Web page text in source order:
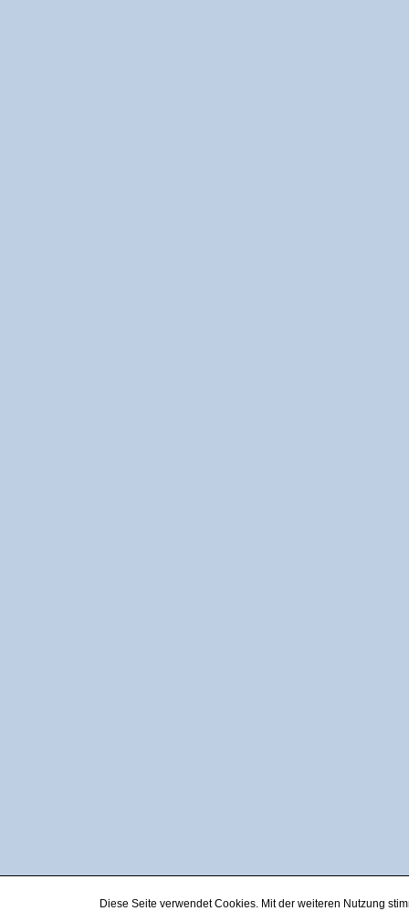
Diese Seite verwendet Cookies. Mit der weiteren Nutzung